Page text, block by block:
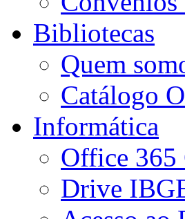
Bibliotecas
Quem
Catálogo
Informática
Office 365
Drive